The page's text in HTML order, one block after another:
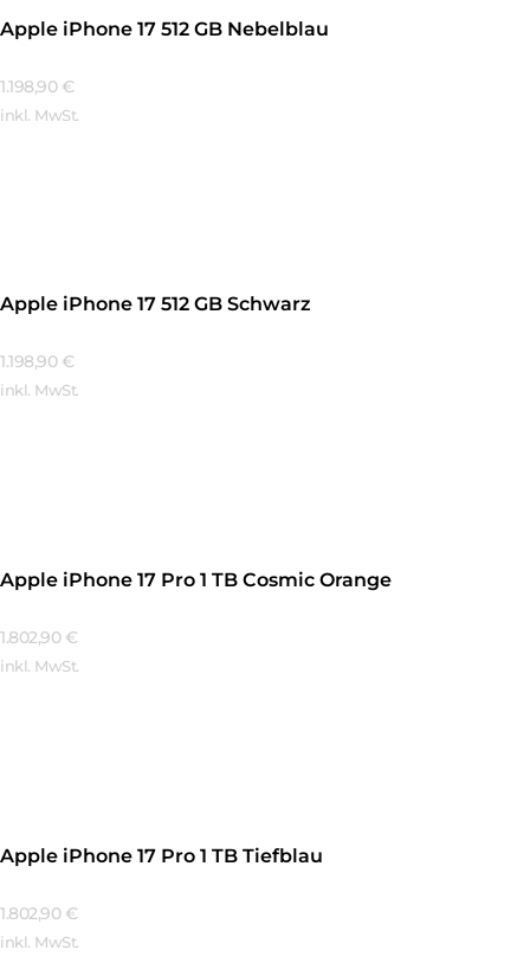
Apple iPhone 17 512 GB Nebelblau
1.198,90 €
inkl. MwSt.
Apple iPhone 17 512 GB Schwarz
1.198,90 €
inkl. MwSt.
Apple iPhone 17 Pro 1 TB Cosmic Orange
1.802,90 €
inkl. MwSt.
Apple iPhone 17 Pro 1 TB Tiefblau
1.802,90 €
inkl. MwSt.